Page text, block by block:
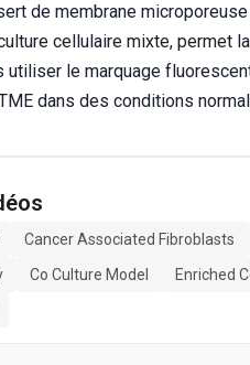
de membrane
cellulaire mixte, permet
utiliser le marquage
dans des conditions
Cancer Associated Fibroblasts
Co Culture Model
Enriched